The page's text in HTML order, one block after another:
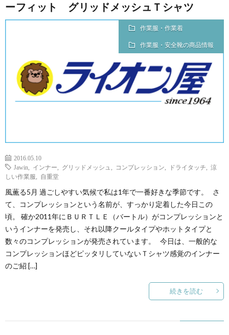
ーフィット グリッドメッシュＴシャツ
作業服・作業着
作業服・安全靴の商品情報
2016.05.10
Jawin
インナー グリッドメッシュ コンプレッション ドライタッチ
涼
しい作業服
自重堂
風薫る5月 過ごしやすい気候で私は1年で一番好きな季節です。 さ
て、コンプレッションという名前が、すっかり定着した今日この
頃。 確か2011年にＢＵＲＴＬＥ（バートル）がコンプレッションと
いうインナーを発売し、それ以降クールタイプやホットタイプと
数々のコンプレッションが発売されています。 今日は、一般的な
コンプレッションほどピッタリしていないＴシャツ感覚のインナー
のご紹 […]
続きを読む